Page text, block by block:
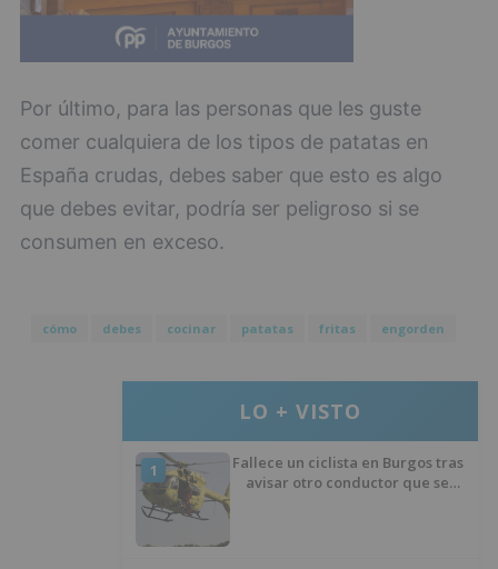
Por último, para las personas que les guste
comer cualquiera de los tipos de patatas en
España crudas, debes saber que esto es algo
que debes evitar, podría ser peligroso si se
consumen en exceso.
cómo debes cocinar patatas fritas engorden
LO + VISTO
1
Fallece un ciclista en Burgos tras
avisar otro conductor que se